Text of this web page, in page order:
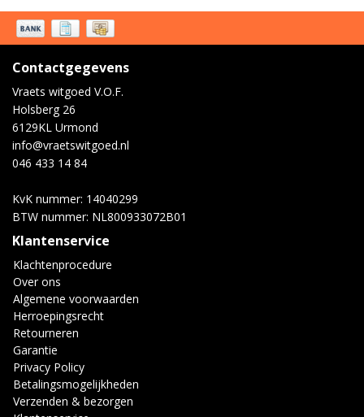
Contactgegevens
Vraets witgoed V.O.F.
Holsberg 26
6129KL Urmond
info@vraetswitgoed.nl
046 433 14 84
KvK nummer: 14040299
BTW nummer: NL800933072B01
Klantenservice
Klachtenprocedure
Over ons
Algemene voorwaarden
Herroepingsrecht
Retourneren
Garantie
Privacy Policy
Betalingsmogelijkheden
Verzenden & bezorgen